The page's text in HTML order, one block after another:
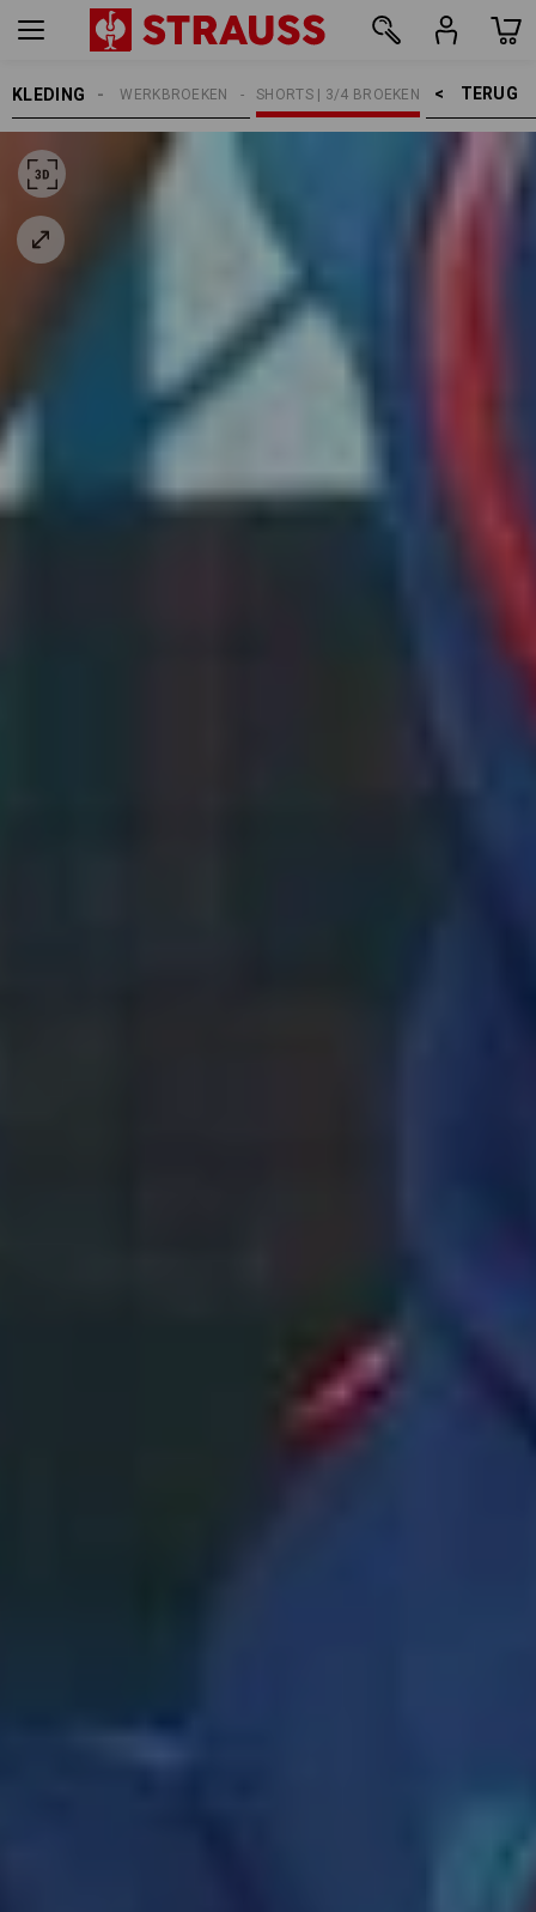
KLEDING TERUG    >
SHORTS | 3/4 BROEKEN
WERKBROEKEN
HEREN